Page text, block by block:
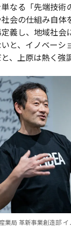
なる「先端技術
会の仕組み自体
義し、地域社会
と、イノベーシ
、上原は熱く強
業局 革新事業創造部